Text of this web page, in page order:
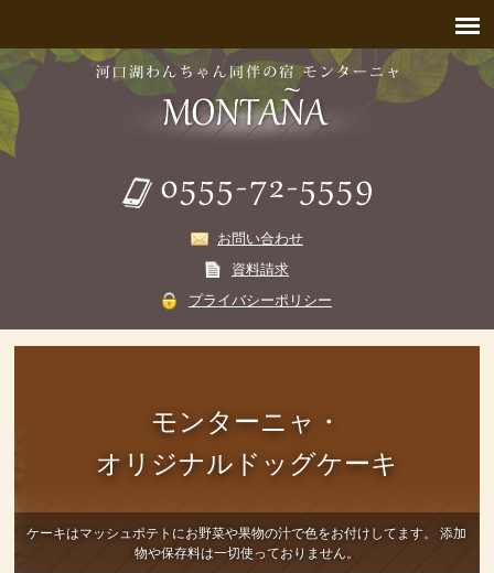
お問い合わせ
資料請求
プライバシーポリシー
モンターニャ・
オリジナルドッグケーキ
ケーキはマッシュポテトにお野菜や果物の汁で色をお付けしてます。
添加
物や保存料は一切使っておりません。